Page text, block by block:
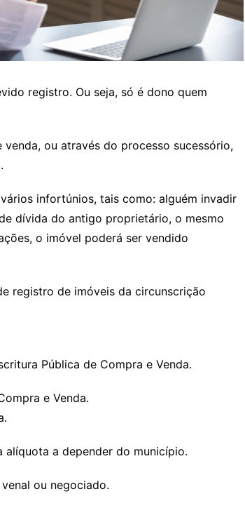
registro. Ou seja, só é dono quem
ou através do processo sucessório,
infortúnios, tais como: alguém invadir
dívida do antigo proprietário, o mesmo
o imóvel poderá ser vendido
registro de imóveis da circunscrição
Pública de Compra e Venda.
e Venda.
alíquota a depender do município.
ou negociado.